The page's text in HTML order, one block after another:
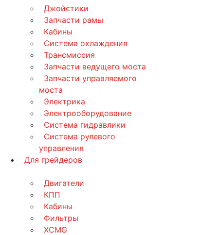
Джойстики
Запчасти рамы
Кабины
Система охлаждения
Трансмиссия
Запчасти ведущего моста
Запчасти управляемого
моста
Электрика
Электрооборудование
Система гидравлики
Система рулевого
управления
Для грейдеров
Двигатели
КПП
Кабины
Фильтры
XCMG